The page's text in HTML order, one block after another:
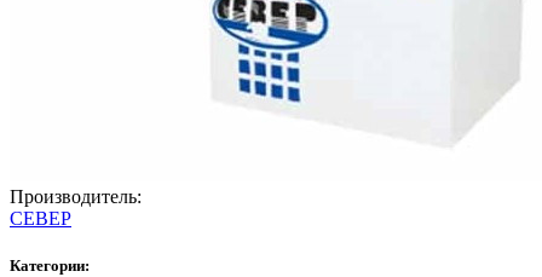
Производитель:
СЕВЕР
Категории: